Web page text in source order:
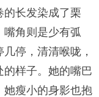
的长发染成了栗
嘴角则是少有弧
停，清清喉咙，
样子。她的嘴巴
她瘦小的身影也抱